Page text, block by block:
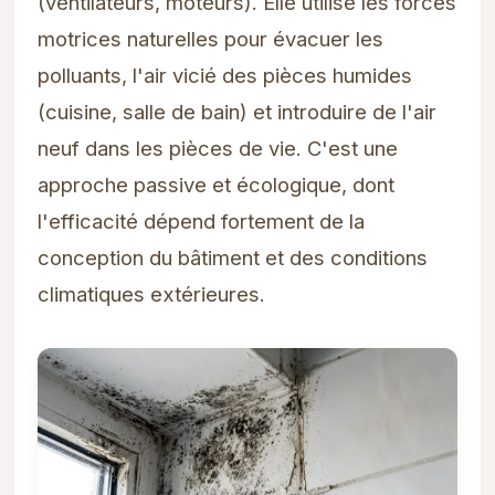
motrices naturelles pour évacuer les
polluants, l'air vicié des pièces humides
(cuisine, salle de bain) et introduire de l'air
neuf dans les pièces de vie. C'est une
approche passive et écologique, dont
l'efficacité dépend fortement de la
conception du bâtiment et des conditions
climatiques extérieures.